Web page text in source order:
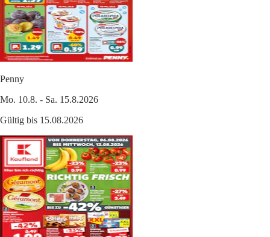
Penny
Mo. 10.8. - Sa. 15.8.2026
Gültig bis 15.08.2026